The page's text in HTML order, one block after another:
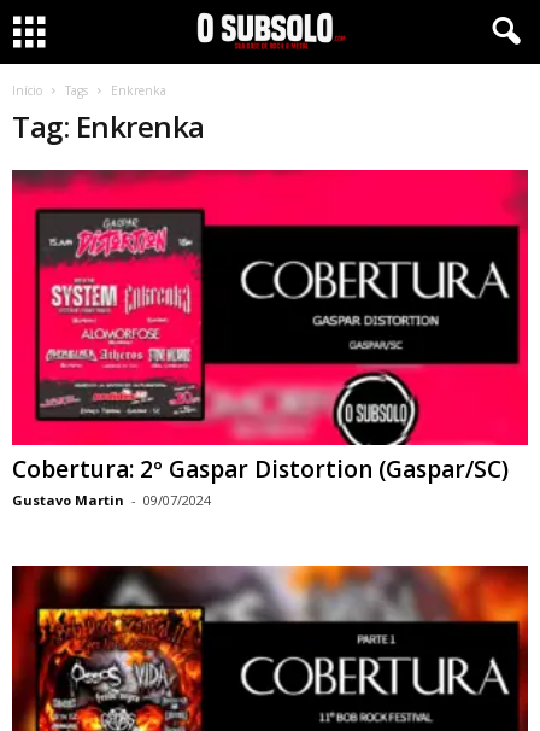
Início Tags Enkrenka
Tag: Enkrenka
Cobertura: 2º Gaspar Distortion (Gaspar/SC)
Gustavo Martin - 09/07/2024